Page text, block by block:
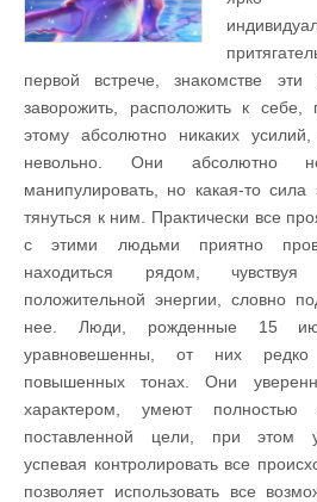
первой встрече, знакомстве
заворожить, расположить к
этому абсолютно никаких
невольно. Они абсолютно
манипулировать, но какая-то сила
тянуться к ним. Практически все
с этими людьми приятно
находиться рядом,
положительной энергии, словно
нее. Люди, рожденные 15
уравновешенны, от них
повышенных тонах. Они
характером, умеют полностью
поставленной цели, при этом
успевая контролировать все
позволяет использовать все